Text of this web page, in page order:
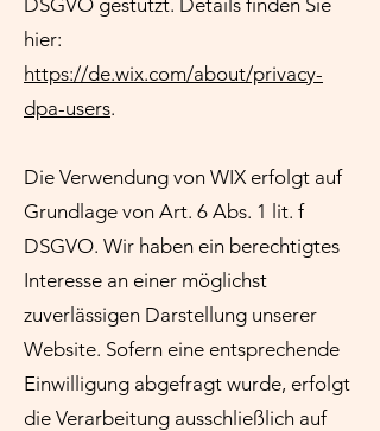
DSGVO gestützt. Details finden Sie
hier:
https://de.wix.com/about/privacy-
dpa-users.
Die Verwendung von WIX erfolgt auf
Grundlage von Art. 6 Abs. 1 lit. f
DSGVO. Wir haben ein berechtigtes
Interesse an einer möglichst
zuverlässigen Darstellung unserer
Website. Sofern eine entsprechende
Einwilligung abgefragt wurde, erfolgt
die Verarbeitung ausschließlich auf